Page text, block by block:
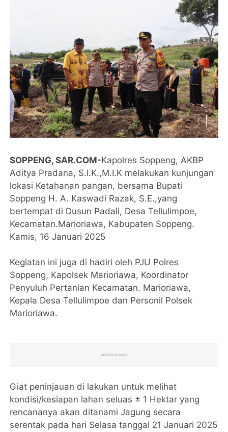
SOPPENG, SAR.COM-Kapolres Soppeng, AKBP
Aditya Pradana, S.I.K.,M.I.K melakukan kunjungan
lokasi Ketahanan pangan, bersama Bupati
Soppeng H. A. Kaswadi Razak, S.E.,yang
bertempat di Dusun Padali, Desa Tellulimpoe,
Kecamatan.Marioriawa, Kabupaten Soppeng.
Kamis, 16 Januari 2025
Kegiatan ini juga di hadiri oleh PJU Polres
Soppeng, Kapolsek Marioriawa, Koordinator
Penyuluh Pertanian Kecamatan. Marioriawa,
Kepala Desa Tellulimpoe dan Personil Polsek
Marioriawa.
Giat peninjauan di lakukan untuk melihat
kondisi/kesiapan lahan seluas ± 1 Hektar yang
rencananya akan ditanami Jagung secara
serentak pada hari Selasa tanggal 21 Januari 2025